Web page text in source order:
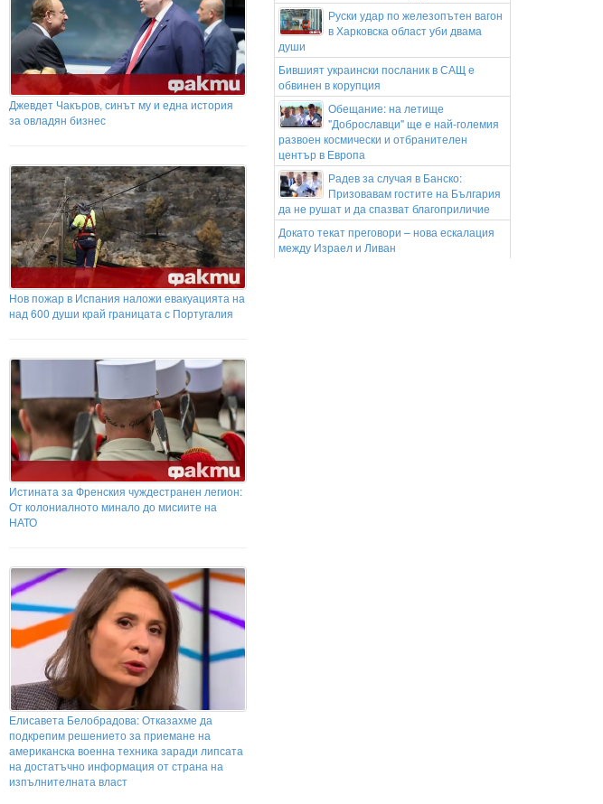
Джевдет Чакъров, синът му и една история
за овладян бизнес
Нов пожар в Испания наложи евакуацията на
над 600 души край границата с Португалия
Истината за Френския чуждестранен легион:
От колониалното минало до мисиите на
НАТО
Елисавета Белобрадова: Отказахме да
подкрепим решението за приемане на
американска военна техника заради липсата
на достатъчно информация от страна на
изпълнителната власт
Руски удар по железопътен вагон
в Харковска област уби двама
души
Бившият украински посланик в САЩ е
обвинен в корупция
Обещание: на летище
"Доброславци" ще е най-големия
развоен космически и отбранителен
център в Европа
Радев за случая в Банско:
Призовавам гостите на България
да не рушат и да спазват благоприличие
Докато текат преговори – нова ескалация
между Израел и Ливан